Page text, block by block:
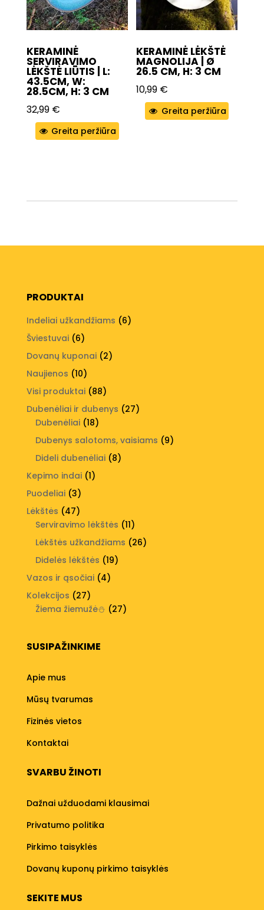
KERAMINĖ
SERVIRAVIMO
LĖKŠTĖ LIŪTIS | L:
43.5CM, W:
28.5CM, H: 3 CM
32,99 €
Greita peržiūra
KERAMINĖ LĖKŠTĖ
MAGNOLIJA | Ø
26.5 CM, H: 3 CM
10,99 €
Greita peržiūra
PRODUKTAI
Indeliai užkandžiams 66
Šviestuvai 66
produktai
Dovanų kuponai 22
Naujienos 1010
produktų
Visi produktai 8888
produktai
Dubenėliai ir dubenys 2727
Dubenėliai 1818
produktų
Dubenys salotoms, vaisiams 99
Dideli dubenėliai 88
Kepimo indai 11
Puodeliai 33
produktai
Lėkštės 4747
produktai
Serviravimo lėkštės 1111
produktų
Lėkštės užkandžiams 2626
Didelės lėkštės 1919
Vazos ir ąsočiai 44
Kolekcijos 2727
produktai
Žiema žiemužė⛄ 2727
SUSIPAŽINKIME
Apie mus
Mūsų tvarumas
Fizinės vietos
Kontaktai
SVARBU ŽINOTI
Dažnai užduodami klausimai
Privatumo politika
Pirkimo taisyklės
Dovanų kuponų pirkimo taisyklės
SEKITE MUS